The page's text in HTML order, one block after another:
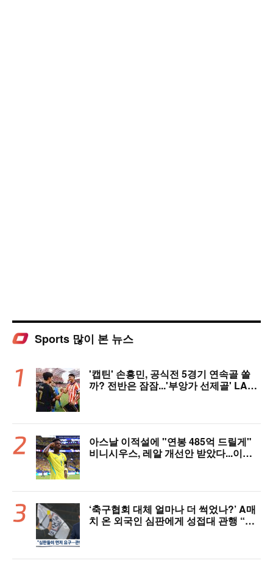
Sports 많이 본 뉴스
'캡틴' 손흥민, 공식전 5경기 연속골 쏠
까? 전반은 잠잠...'부앙가 선제골' LAF
아스날 이적설에 "연봉 485억 드릴게"
비니시우스, 레알 개선안 받았다...이제
‘축구협회 대체 얼마나 더 썩었나?’ A매
치 온 외국인 심판에게 성접대 관행 “그